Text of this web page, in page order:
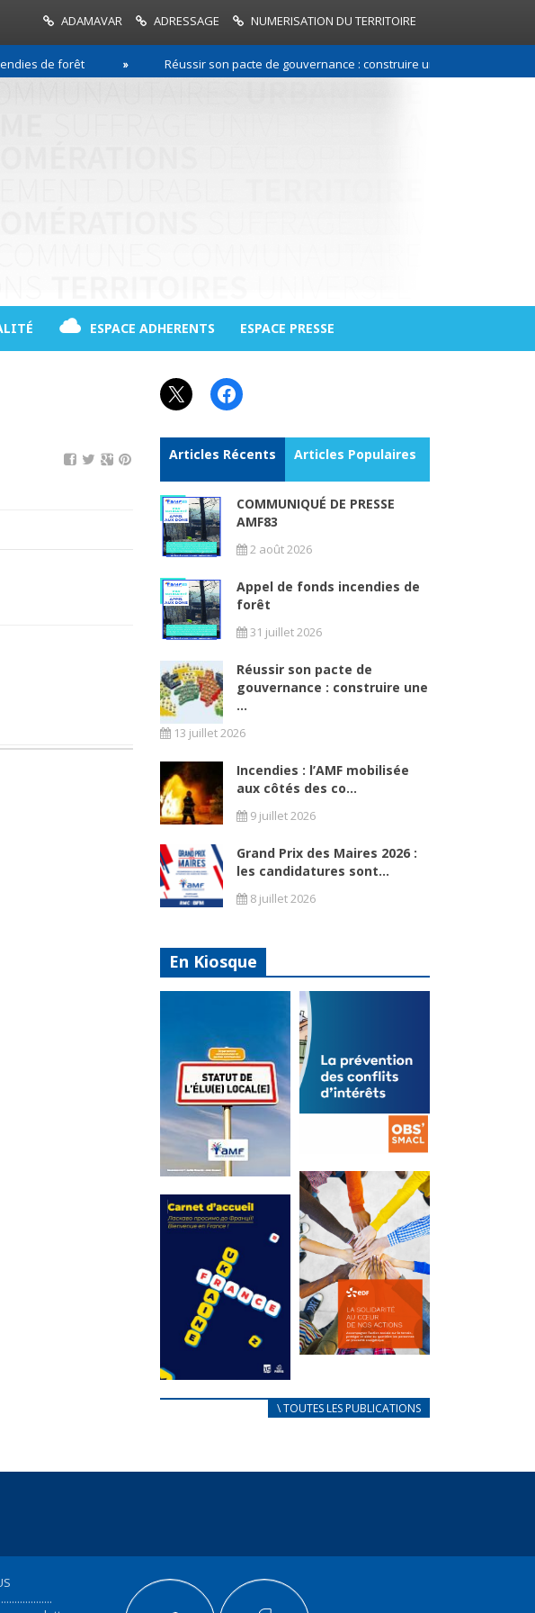
ADAMAVAR ADRESSAGE NUMERISATION DU TERRITOIRE
de forêt Réussir son pacte de gouvernance : construire une relation de
ESPACE ADHERENTS ESPACE PRESSE
X Facebook
Articles Récents Articles Populaires
COMMUNIQUÉ DE PRESSE
AMF83
2 août 2026
Appel de fonds incendies de
forêt
31 juillet 2026
Réussir son pacte de
gouvernance : construire une
...
13 juillet 2026
Incendies : l’AMF mobilisée
aux côtés des co...
9 juillet 2026
Grand Prix des Maires 2026 :
les candidatures sont...
8 juillet 2026
En Kiosque
Statut de
l’élu local
Mise à jour avril
2024 Fichier joint -
Fichier 1 233028...
FEUILLETER
La
prévention
des conflits
d’intérêts
18 septembre 2023
Fichier joint -
Fichier 1 105304
Total 0 Votes...
FEUILLETER
au coeur de
nos actions
Fichier 1 105289
en France,...
FEUILLETER
\ TOUTES LES PUBLICATIONS